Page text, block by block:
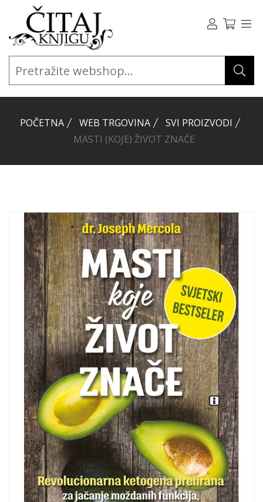
POČETNA WEB TRGOVINA
SVI PROIZVODI
MASTI (KOJE) ŽIVOT ZNAČE